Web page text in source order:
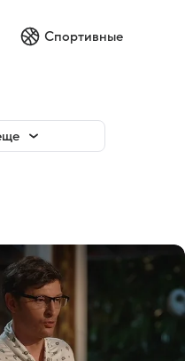
Спортивные